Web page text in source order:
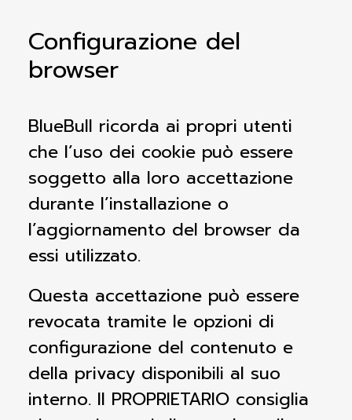
Configurazione del
browser
BlueBull ricorda ai propri utenti
che l’uso dei cookie può essere
soggetto alla loro accettazione
durante l’installazione o
l’aggiornamento del browser da
essi utilizzato.
Questa accettazione può essere
revocata tramite le opzioni di
configurazione del contenuto e
della privacy disponibili al suo
interno. Il PROPRIETARIO consiglia